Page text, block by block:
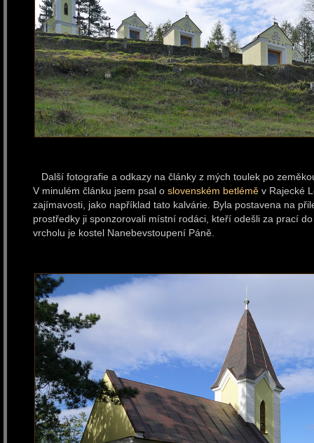
Další fotografie a odkazy na články z mých toulek po
V minulém článku jsem psal o slovenském betléměv Rajecké
zajímavosti, jako například tato kalvárie. Byla postavena na
prostředky ji sponzorovali místní rodáci, kteří odešli za prací
vrcholu je kostel Nanebevstoupení Páně.